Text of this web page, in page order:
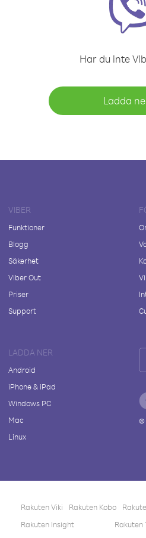
Har du inte
Ladda
VIBER
Funktioner
Blogg
Säkerhet
Viber Out
Priser
Support
LADDA NER
Android
iPhone & iPad
Windows PC
Mac
Linux
©
Rakuten Viki Rakuten Kobo
Rakuten Insight
Rakuten